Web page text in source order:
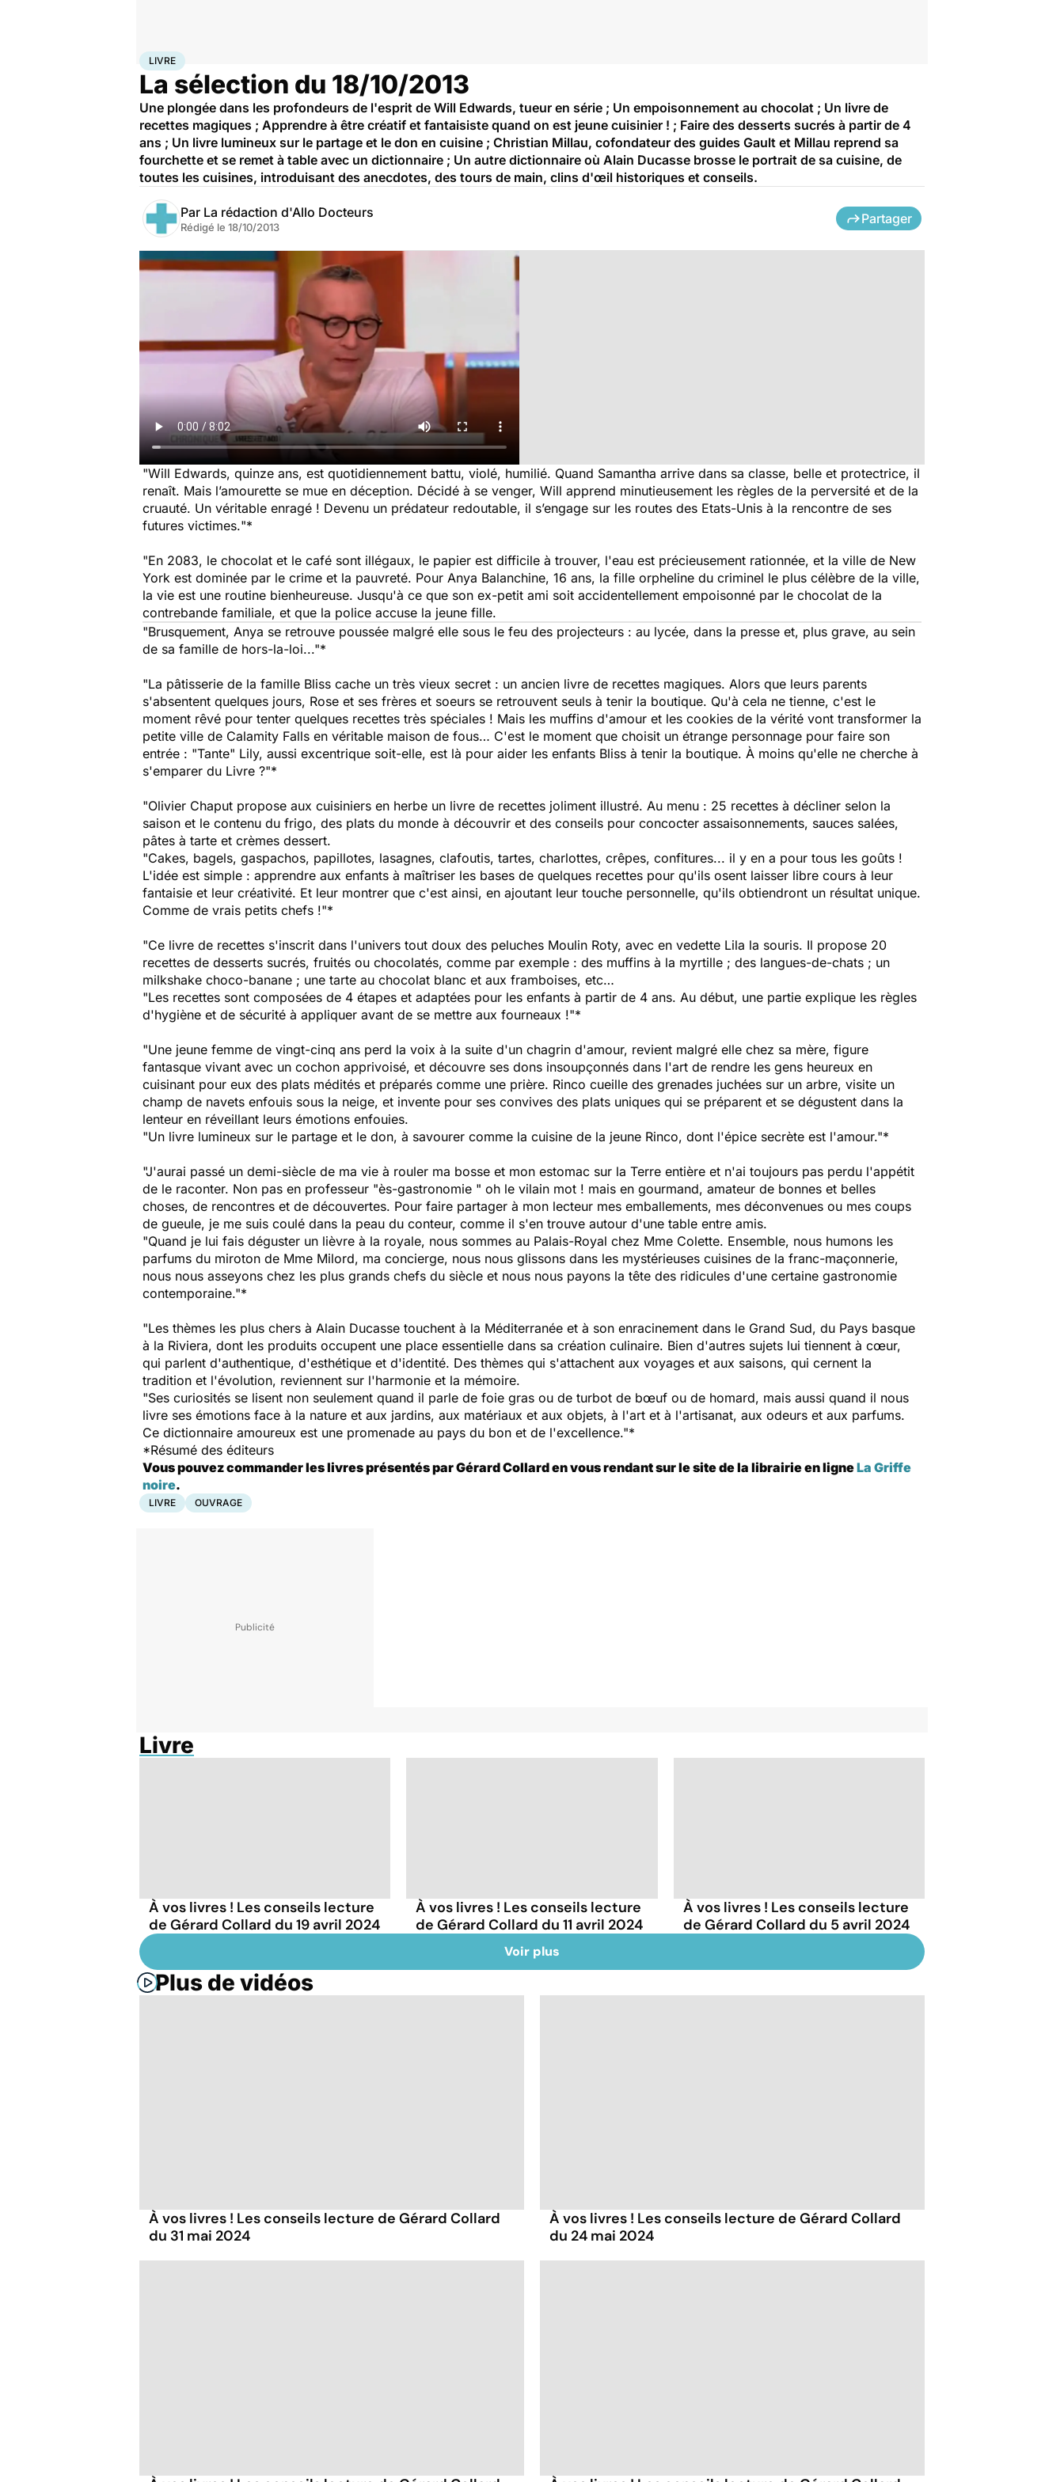
AccueilSanté
LIVRE
La sélection du 18/10/2013
Une plongée dans les profondeurs de l'esprit de Will Edwards, tueur en série ; Un empoisonnement au chocolat ; Un livre de
recettes magiques ; Apprendre à être créatif et fantaisiste quand on est jeune cuisinier ! ; Faire des desserts sucrés à partir de 4
ans ; Un livre lumineux sur le partage et le don en cuisine ; Christian Millau, cofondateur des guides Gault et Millau reprend sa
fourchette et se remet à table avec un dictionnaire ; Un autre dictionnaire où Alain Ducasse brosse le portrait de sa cuisine, de
toutes les cuisines, introduisant des anecdotes, des tours de main, clins d'œil historiques et conseils.
Par La rédaction d'Allo Docteurs
Rédigé le 18/10/2013
Partager
"Will Edwards, quinze ans, est quotidiennement battu, violé, humilié. Quand Samantha arrive dans sa classe, belle et protectrice, il
renaît. Mais l’amourette se mue en déception. Décidé à se venger, Will apprend minutieusement les règles de la perversité et de la
cruauté. Un véritable enragé ! Devenu un prédateur redoutable, il s’engage sur les routes des Etats-Unis à la rencontre de ses
futures victimes."*
"En 2083, le chocolat et le café sont illégaux, le papier est difficile à trouver, l'eau est précieusement rationnée, et la ville de New
York est dominée par le crime et la pauvreté. Pour Anya Balanchine, 16 ans, la fille orpheline du criminel le plus célèbre de la ville,
la vie est une routine bienheureuse. Jusqu'à ce que son ex-petit ami soit accidentellement empoisonné par le chocolat de la
contrebande familiale, et que la police accuse la jeune fille.
"Brusquement, Anya se retrouve poussée malgré elle sous le feu des projecteurs : au lycée, dans la presse et, plus grave, au sein
de sa famille de hors-la-loi..."*
"La pâtisserie de la famille Bliss cache un très vieux secret : un ancien livre de recettes magiques. Alors que leurs parents
s'absentent quelques jours, Rose et ses frères et soeurs se retrouvent seuls à tenir la boutique. Qu'à cela ne tienne, c'est le
moment rêvé pour tenter quelques recettes très spéciales ! Mais les muffins d'amour et les cookies de la vérité vont transformer la
petite ville de Calamity Falls en véritable maison de fous… C'est le moment que choisit un étrange personnage pour faire son
entrée : "Tante" Lily, aussi excentrique soit-elle, est là pour aider les enfants Bliss à tenir la boutique. À moins qu'elle ne cherche à
s'emparer du Livre ?"*
"Olivier Chaput propose aux cuisiniers en herbe un livre de recettes joliment illustré. Au menu : 25 recettes à décliner selon la
saison et le contenu du frigo, des plats du monde à découvrir et des conseils pour concocter assaisonnements, sauces salées,
pâtes à tarte et crèmes dessert.
"Cakes, bagels, gaspachos, papillotes, lasagnes, clafoutis, tartes, charlottes, crêpes, confitures... il y en a pour tous les goûts !
L'idée est simple : apprendre aux enfants à maîtriser les bases de quelques recettes pour qu'ils osent laisser libre cours à leur
fantaisie et leur créativité. Et leur montrer que c'est ainsi, en ajoutant leur touche personnelle, qu'ils obtiendront un résultat unique.
Comme de vrais petits chefs !"*
"Ce livre de recettes s'inscrit dans l'univers tout doux des peluches Moulin Roty, avec en vedette Lila la souris. Il propose 20
recettes de desserts sucrés, fruités ou chocolatés, comme par exemple : des muffins à la myrtille ; des langues-de-chats ; un
milkshake choco-banane ; une tarte au chocolat blanc et aux framboises, etc…
"Les recettes sont composées de 4 étapes et adaptées pour les enfants à partir de 4 ans. Au début, une partie explique les règles
d'hygiène et de sécurité à appliquer avant de se mettre aux fourneaux !"*
"Une jeune femme de vingt-cinq ans perd la voix à la suite d'un chagrin d'amour, revient malgré elle chez sa mère, figure
fantasque vivant avec un cochon apprivoisé, et découvre ses dons insoupçonnés dans l'art de rendre les gens heureux en
cuisinant pour eux des plats médités et préparés comme une prière. Rinco cueille des grenades juchées sur un arbre, visite un
champ de navets enfouis sous la neige, et invente pour ses convives des plats uniques qui se préparent et se dégustent dans la
lenteur en réveillant leurs émotions enfouies.
"Un livre lumineux sur le partage et le don, à savourer comme la cuisine de la jeune Rinco, dont l'épice secrète est l'amour."*
"J'aurai passé un demi-siècle de ma vie à rouler ma bosse et mon estomac sur la Terre entière et n'ai toujours pas perdu l'appétit
de le raconter. Non pas en professeur "ès-gastronomie " oh le vilain mot ! mais en gourmand, amateur de bonnes et belles
choses, de rencontres et de découvertes. Pour faire partager à mon lecteur mes emballements, mes déconvenues ou mes coups
de gueule, je me suis coulé dans la peau du conteur, comme il s'en trouve autour d'une table entre amis.
"Quand je lui fais déguster un lièvre à la royale, nous sommes au Palais-Royal chez Mme Colette. Ensemble, nous humons les
parfums du miroton de Mme Milord, ma concierge, nous nous glissons dans les mystérieuses cuisines de la franc-maçonnerie,
nous nous asseyons chez les plus grands chefs du siècle et nous nous payons la tête des ridicules d'une certaine gastronomie
contemporaine."*
"Les thèmes les plus chers à Alain Ducasse touchent à la Méditerranée et à son enracinement dans le Grand Sud, du Pays basque
à la Riviera, dont les produits occupent une place essentielle dans sa création culinaire. Bien d'autres sujets lui tiennent à cœur,
qui parlent d'authentique, d'esthétique et d'identité. Des thèmes qui s'attachent aux voyages et aux saisons, qui cernent la
tradition et l'évolution, reviennent sur l'harmonie et la mémoire.
"Ses curiosités se lisent non seulement quand il parle de foie gras ou de turbot de bœuf ou de homard, mais aussi quand il nous
livre ses émotions face à la nature et aux jardins, aux matériaux et aux objets, à l'art et à l'artisanat, aux odeurs et aux parfums.
Ce dictionnaire amoureux est une promenade au pays du bon et de l'excellence."*
*Résumé des éditeurs
Vous pouvez commander les livres présentés par Gérard Collard en vous rendant sur le site de la librairie en ligneLa Griffe
noire.
LIVRE OUVRAGE
Livre
À vos livres ! Les conseils lecture
de Gérard Collard du 19 avril 2024
À vos livres ! Les conseils lecture
de Gérard Collard du 11 avril 2024
À vos livres ! Les conseils lecture
de Gérard Collard du 5 avril 2024
Voir plus
Plus de vidéos
À vos livres ! Les conseils lecture de Gérard Collard
du 31 mai 2024
À vos livres ! Les conseils lecture de Gérard Collard
du 24 mai 2024